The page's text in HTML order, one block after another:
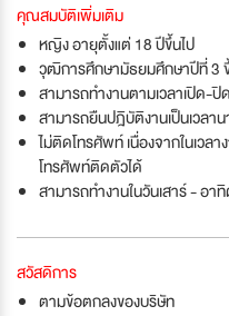
คุณสมบัติเพิ่มเติม
หญิง อายุตั้งแต่ 18 ปีขึ้นไป
วุฒิการศึกษามัธยมศึกษาปีที่ 3
สามารถทำงานตามเวลาเปิด-ปิ
สามารถยืนปฎิบัติงานเป็นเวลา
ไม่ติดโทรศัพท์ เนื่องจากในเวล
โทรศัพท์ติดตัวได้
สามารถทำงานในวันเสาร์ - อา
สวัสดิการ
ตามข้อตกลงของบริษัท